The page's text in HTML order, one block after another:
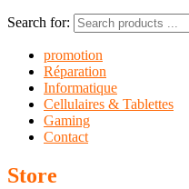
Search for:
promotion
Réparation
Informatique
Cellulaires & Tablettes
Gaming
Contact
Store